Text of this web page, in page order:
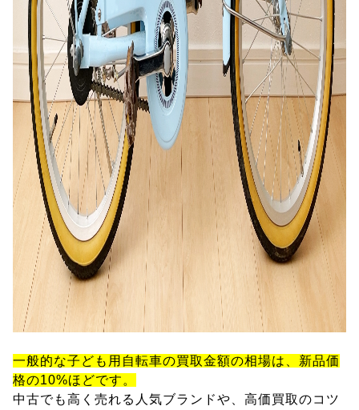
一般的な子ども用自転車の買取金額の相場は、新品価
格の10%ほどです。
中古でも高く売れる人気ブランドや、高価買取のコツ